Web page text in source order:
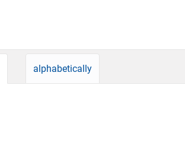
alphabetically